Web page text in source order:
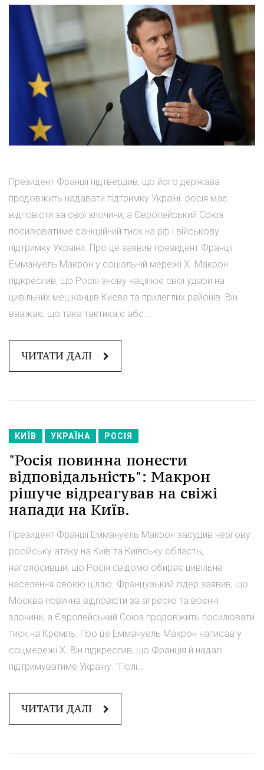
Президент Франції підтвердив, що його держава
продовжить надавати підтримку Україні. росія має
відповісти за свої злочини, а Європейський Союз
посилюватиме санкційний тиск на рф і військову
підтримку України. Про це заявив президент Франції
Еммануель Макрон у соціальній мережі X. Макрон
підкреслив, що Росія знову націлює свої удари на
цивільних мешканців Києва та прилеглих районів. Він
вважає, що така тактика є абс...
ЧИТАТИ ДАЛІ
КИЇВ УКРАЇНА РОСІЯ
"Росія повинна понести
відповідальність": Макрон
рішуче відреагував на свіжі
напади на Київ.
Президент Франції Еммануель Макрон засудив чергову
російську атаку на Київ та Київську область,
наголосивши, що Росія свідомо обирає цивільне
населення своєю ціллю. Французький лідер заявив, що
Москва повинна відповісти за агресію та воєнні
злочини, а Європейський Союз продовжить посилювати
тиск на Кремль. Про це Еммануель Макрон написав у
соцмережі X. Він підкреслив, що Франція й надалі
підтримуватиме Україну. "Полі...
ЧИТАТИ ДАЛІ